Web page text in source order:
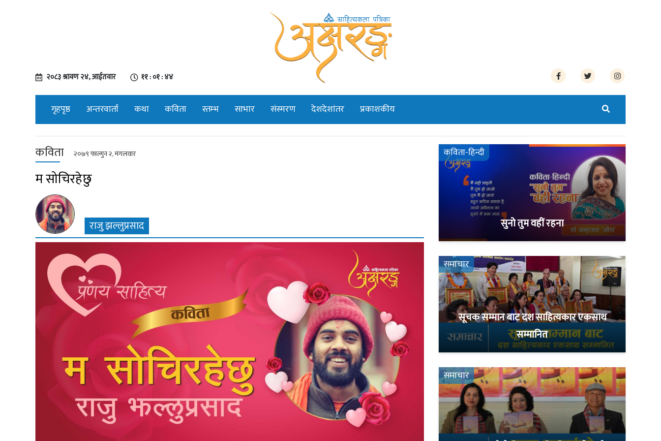
२०८३ श्रावण २४, आईतवार ११ : ०१ : ४५
गृहपृष्ठ अन्तरवार्ता कथा कविता स्तम्भ साभार संस्मरण देशदेशांतर प्रकाशकीय
कविता २०७९ फाल्गुन २, मंगलवार
म सोचिरहेछु
राजु झल्लुप्रसाद
कविता-हिन्दी
सुनो तुम वहीं रहना
समाचार
सूचक सम्मान बाट दश साहित्यकार एकसाथ
सम्मानित
समाचार